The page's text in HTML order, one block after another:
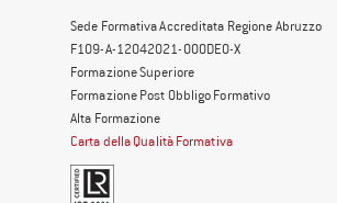
Sede Formativa Accreditata Regione Abruzzo
F109-A-12042021-000DE0-X
Formazione Superiore
Formazione Post Obbligo Formativo
Alta Formazione
Carta della Qualità Formativa